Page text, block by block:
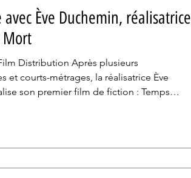
avec Ève Duchemin, réalisatrice
Mort
Distribution Après plusieurs
et courts-métrages, la réalisatrice Ève
son premier film de fiction : Temps
empli d’humanité. Ce n’est pas la